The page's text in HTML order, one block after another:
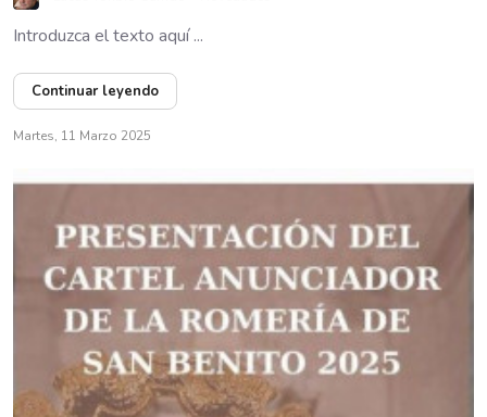
Introduzca el texto aquí ...
Continuar leyendo
Martes, 11 Marzo 2025